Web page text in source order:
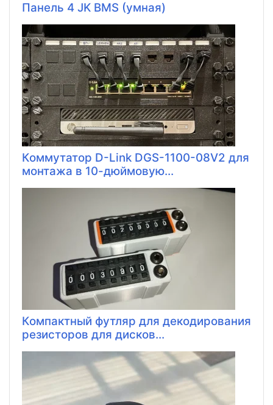
Панель 4 JK BMS (умная)
Коммутатор D-Link DGS-1100-08V2 для
монтажа в 10-дюймовую...
Компактный футляр для декодирования
резисторов для дисков...